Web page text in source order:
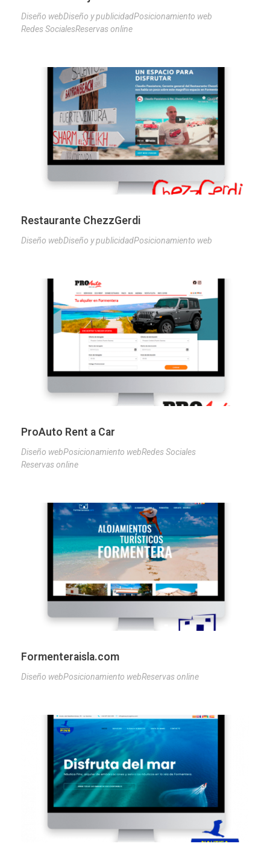
Diseño webDiseño y publicidadPosicionamiento web
Redes SocialesReservas online
Restaurante ChezzGerdi
Diseño webDiseño y publicidadPosicionamiento web
ProAuto Rent a Car
Diseño webPosicionamiento webRedes Sociales
Reservas online
Formenteraisla.com
Diseño webPosicionamiento webReservas online